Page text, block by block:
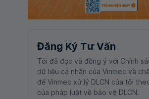
Đăng Ký Tư Vấn
Tôi đã đọc và đồng ý với Chính
dữ liệu cá nhân của Vinmec và
để Vinmec xử lý DLCN của tôi
của pháp luật về bảo vệ DLCN.